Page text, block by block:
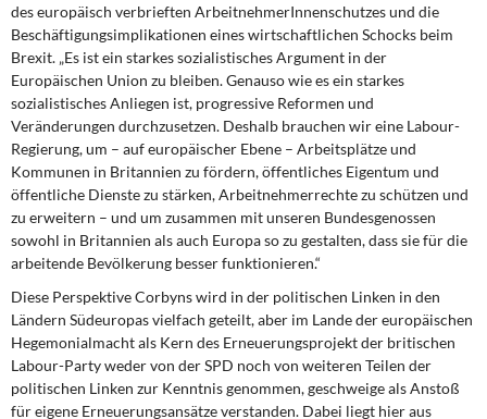
des europäisch verbrieften ArbeitnehmerInnenschutzes und die
Beschäftigungsimplikationen eines wirtschaftlichen Schocks beim
Brexit. „Es ist ein starkes sozialistisches Argument in der
Europäischen Union zu bleiben. Genauso wie es ein starkes
sozialistisches Anliegen ist, progressive Reformen und
Veränderungen durchzusetzen. Deshalb brauchen wir eine Labour-
Regierung, um – auf europäischer Ebene – Arbeitsplätze und
Kommunen in Britannien zu fördern, öffentliches Eigentum und
öffentliche Dienste zu stärken, Arbeitnehmerrechte zu schützen und
zu erweitern – und um zusammen mit unseren Bundesgenossen
sowohl in Britannien als auch Europa so zu gestalten, dass sie für die
arbeitende Bevölkerung besser funktionieren.“
Diese Perspektive Corbyns wird in der politischen Linken in den
Ländern Südeuropas vielfach geteilt, aber im Lande der europäischen
Hegemonialmacht als Kern des Erneuerungsprojekt der britischen
Labour-Party weder von der SPD noch von weiteren Teilen der
politischen Linken zur Kenntnis genommen, geschweige als Anstoß
für eigene Erneuerungsansätze verstanden. Dabei liegt hier aus